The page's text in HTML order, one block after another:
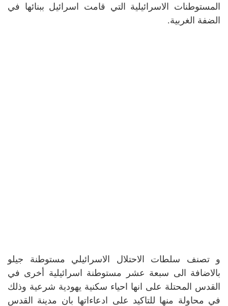
المستوطنات الاسرائيلية التي قامت اسرائيل ببنائها في
الضفة الغربية.
و تصنف سلطات الاحتلال الاسرائيلي مستوطنة جيلو
بالاضافة الى سبعة عشر مستوطنة اسرائيلية أخرى في
القدس المحتلة على انها احياء سكنية يهودية شرعية وذلك
في محاولة منها للتاكيد على ادعاءاتها بان مدينة القدس